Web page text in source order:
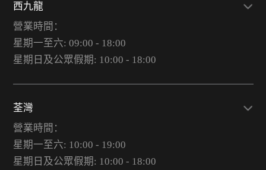
西九龍
營業時間：
星期一至六: 09:00 - 18:00
星期日及公眾假期: 10:00 - 18:00
荃灣
營業時間：
星期一至六: 10:00 - 19:00
星期日及公眾假期: 10:00 - 18:00